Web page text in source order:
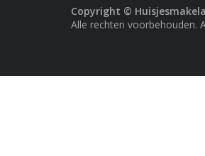
Copyright ©
Alle rechten voorbehouden.